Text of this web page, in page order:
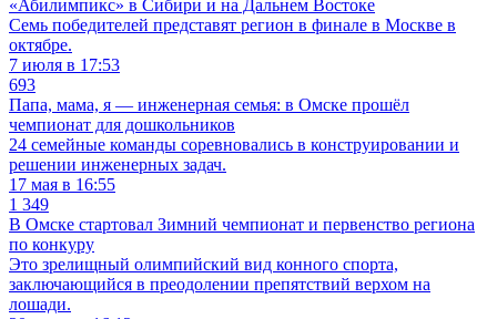
«Абилимпикс» в Сибири и на Дальнем Востоке
Семь победителей представят регион в финале в Москве в
октябре.
7 июля в 17:53
693
Папа, мама, я — инженерная семья: в Омске прошёл
чемпионат для дошкольников
24 семейные команды соревновались в конструировании и
решении инженерных задач.
17 мая в 16:55
1 349
В Омске стартовал Зимний чемпионат и первенство региона
по конкуру
Это зрелищный олимпийский вид конного спорта,
заключающийся в преодолении препятствий верхом на
лошади.